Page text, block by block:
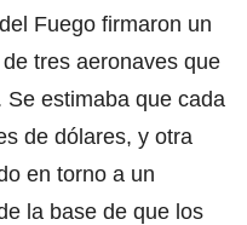
Fuego firmaron un
tres aeronaves que
estimaba que cada
de dólares, y otra
en torno a un
la base de que los